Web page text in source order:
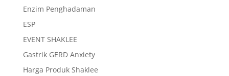
Enzim Penghadaman
ESP
EVENT SHAKLEE
Gastrik GERD Anxiety
Harga Produk Shaklee